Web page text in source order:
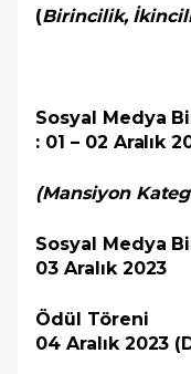
(Birincilik,
Sosyal
: 01 – 02 Aralık
(Mansiyon
Sosyal
03 Aralık 2023
04 Aralık 2023